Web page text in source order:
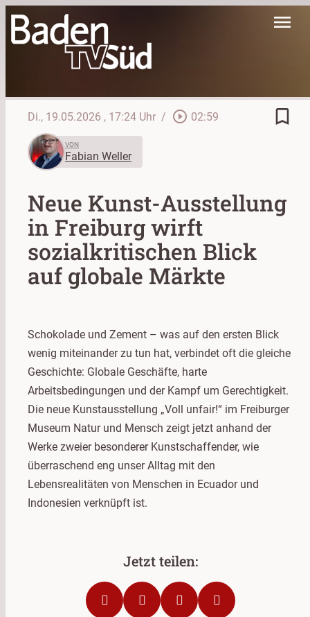
menu
Di., 19.05.2026 , 17:24 Uhr / play_circle_outline 02:59 bookmark_border
VON
Fabian Weller
Neue Kunst-Ausstellung
in Freiburg wirft
sozialkritischen Blick
auf globale Märkte
Schokolade und Zement – was auf den ersten Blick
wenig miteinander zu tun hat, verbindet oft die gleiche
Geschichte: Globale Geschäfte, harte
Arbeitsbedingungen und der Kampf um Gerechtigkeit.
Die neue Kunstausstellung „Voll unfair!“ im Freiburger
Museum Natur und Mensch zeigt jetzt anhand der
Werke zweier besonderer Kunstschaffender, wie
überraschend eng unser Alltag mit den
Lebensrealitäten von Menschen in Ecuador und
Indonesien verknüpft ist.